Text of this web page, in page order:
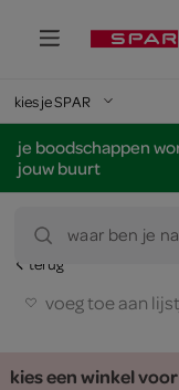
kies je SPAR
je boodschappen
jouw buurt
waar ben je
terug
voeg toe aan
kies een winkel